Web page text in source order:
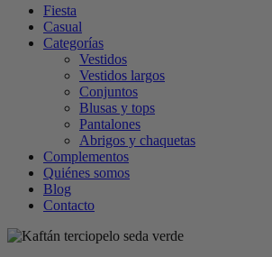
Fiesta
Casual
Categorías
Vestidos
Vestidos largos
Conjuntos
Blusas y tops
Pantalones
Abrigos y chaquetas
Complementos
Quiénes somos
Blog
Contacto